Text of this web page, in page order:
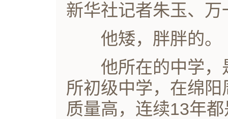
新华社记者朱玉、万
他矮，胖胖的。
他所在的中学，
所初级中学，在绵
质量高，连续13年